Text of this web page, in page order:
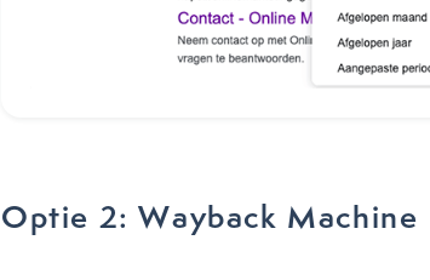
Optie 2: Wayback Machine